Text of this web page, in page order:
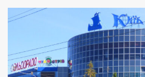
Полтава
роботи
та
асортимент